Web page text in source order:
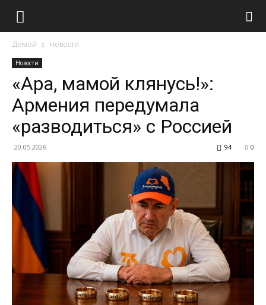
Домой Новости
Новости
«Ара, мамой клянусь!»:
Армения передумала
«разводиться» с Россией
20.05.2026 0
94